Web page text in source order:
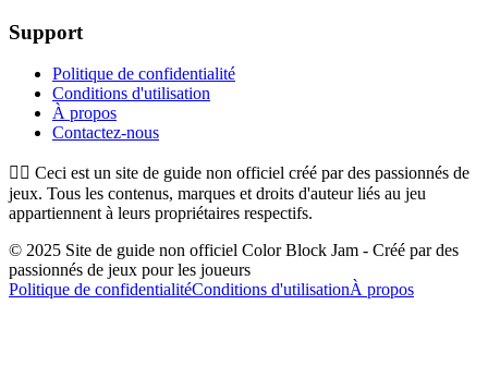
Support
Politique de confidentialité
Conditions d'utilisation
À propos
Contactez-nous
👉🏻 Ceci est un site de guide non officiel créé par des passionnés de
jeux. Tous les contenus, marques et droits d'auteur liés au jeu
appartiennent à leurs propriétaires respectifs.
© 2025 Site de guide non officiel Color Block Jam - Créé par des
passionnés de jeux pour les joueurs
Politique de confidentialitéConditions d'utilisationÀ propos